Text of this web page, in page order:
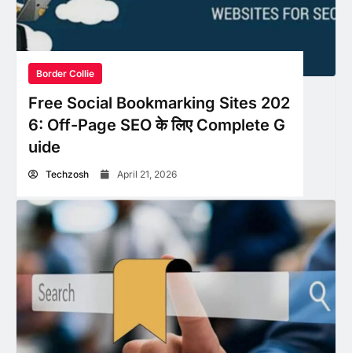
Border Collie
Free Social Bookmarking Sites 202
6: Off-Page SEO के लिए Complete G
uide
Techzosh April 21, 2026